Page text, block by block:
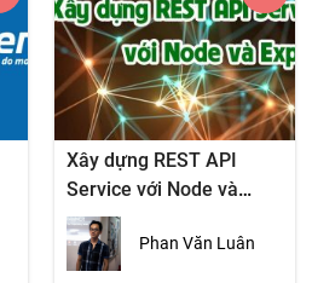
Xây dựng REST API
Service với Node và
Express
Phan Văn Luân